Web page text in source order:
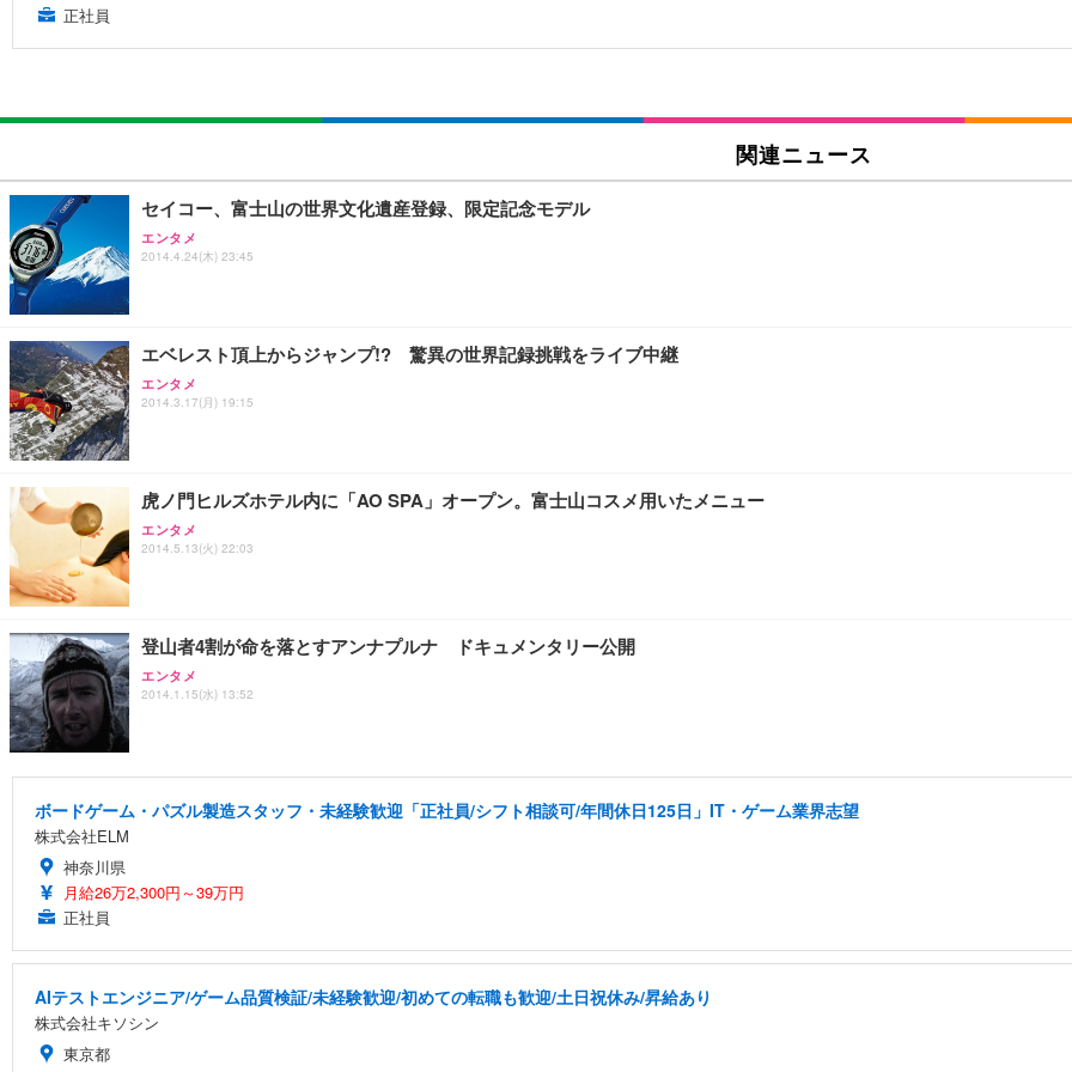
正社員
関連ニュース
セイコー、富士山の世界文化遺産登録、限定記念モデル
エンタメ
2014.4.24(木) 23:45
エベレスト頂上からジャンプ!? 驚異の世界記録挑戦をライブ中継
エンタメ
2014.3.17(月) 19:15
虎ノ門ヒルズホテル内に「AO SPA」オープン。富士山コスメ用いたメニュー
エンタメ
2014.5.13(火) 22:03
登山者4割が命を落とすアンナプルナ ドキュメンタリー公開
エンタメ
2014.1.15(水) 13:52
ボードゲーム・パズル製造スタッフ・未経験歓迎「正社員/シフト相談可/年間休日125日」IT・ゲーム業界志望
株式会社ELM
神奈川県
月給26万2,300円～39万円
正社員
AIテストエンジニア/ゲーム品質検証/未経験歓迎/初めての転職も歓迎/土日祝休み/昇給あり
株式会社キソシン
東京都